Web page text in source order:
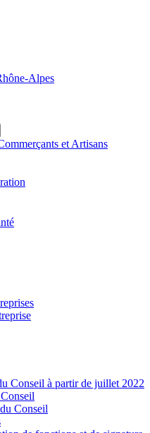
Alpes
et Artisans
Conseil à partir de juillet 2022
Conseil